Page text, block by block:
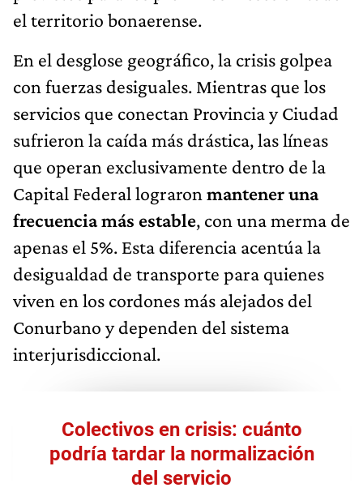
el territorio bonaerense.
En el desglose geográfico, la crisis golpea
con fuerzas desiguales. Mientras que los
servicios que conectan Provincia y Ciudad
sufrieron la caída más drástica, las líneas
que operan exclusivamente dentro de la
Capital Federal lograron mantener una
frecuencia más estable, con una merma de
apenas el 5%. Esta diferencia acentúa la
desigualdad de transporte para quienes
viven en los cordones más alejados del
Conurbano y dependen del sistema
interjurisdiccional.
Colectivos en crisis: cuánto
podría tardar la normalización
del servicio